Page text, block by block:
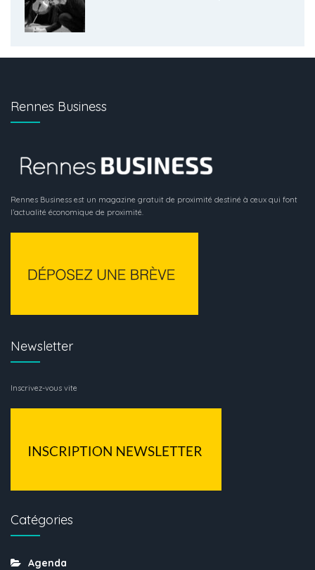
Rennes Business
Rennes Business est un magazine gratuit de proximité destiné à ceux qui font
l’actualité économique de proximité.
Newsletter
Inscrivez-vous vite
Catégories
Agenda